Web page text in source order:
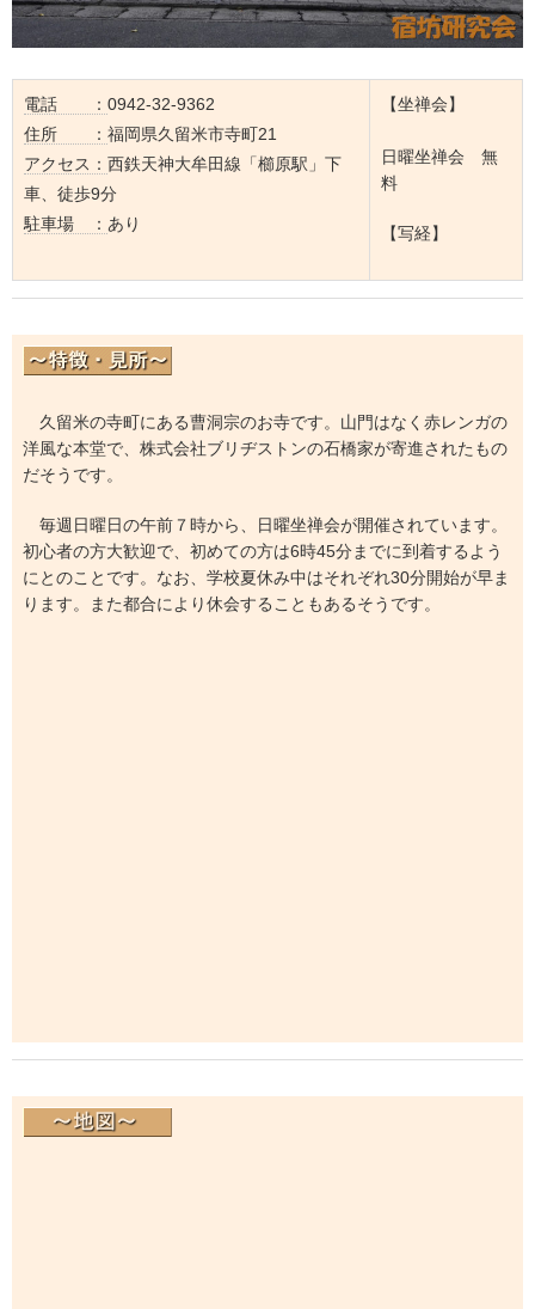
電話 ： 0942-32-9362
住所 ： 福岡県久留米市寺町21
アクセス： 西鉄天神大牟田線「櫛原駅」下
車、徒歩9分
駐車場 ： あり
【坐禅会】
日曜坐禅会 無
料
【写経】
久留米の寺町にある曹洞宗のお寺です。山門はなく赤レンガの
洋風な本堂で、株式会社ブリヂストンの石橋家が寄進されたもの
だそうです。
毎週日曜日の午前７時から、日曜坐禅会が開催されています。
初心者の方大歓迎で、初めての方は6時45分までに到着するよう
にとのことです。なお、学校夏休み中はそれぞれ30分開始が早ま
ります。また都合により休会することもあるそうです。